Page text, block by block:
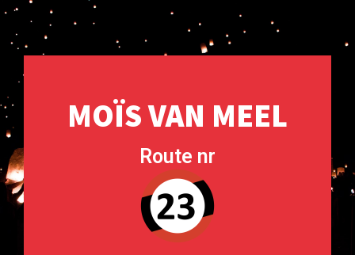
MOÏS VAN MEEL
Route nr